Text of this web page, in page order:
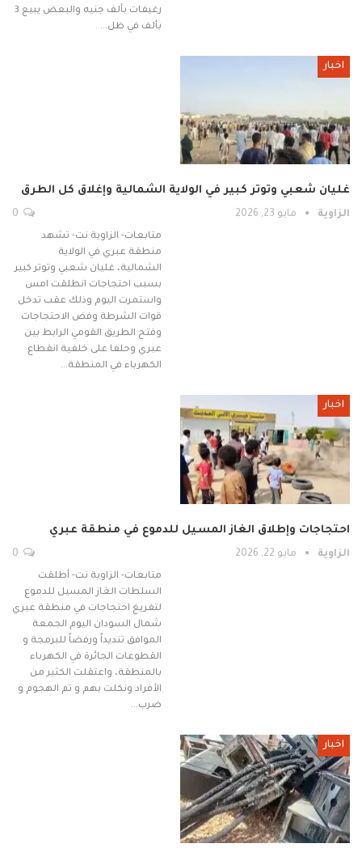
رغيفات بألف جنيه والبعض يبيع 3
بألف في ظل…
اخبار
غليان شعبي وتوتر كبير في الولاية الشمالية وإغلاق كل الطرق
الزاوية مايو 23, 2026
متابعات- الزاوية نت- تشهد
منطقة عبري في الولاية
الشمالية، غليان شعبي وتوتر كبير
بسبب احتجاجات انطلقت امس
واستمرت اليوم وذلك عقب تدخل
قوات الشرطة وفض الاحتجاجات
وفتح الطريق القومي الرابط بين
عبري وحلفا على خلفية انقطاع
الكهرباء في المنطقة…
اخبار
احتجاجات وإطلاق الغاز المسيل للدموع في منطقة عبري
الزاوية مايو 22, 2026
متابعات- الزاوية نت- أطلقت
السلطات الغاز المسيل للدموع
لتفريغ احتجاجات في منطقة عبري
شمال السودان اليوم الجمعة
الموافق تنديداً ورفضاً للبرمجة و
القطوعات الجائرة في الكهرباء
بالمنطقة، واعتقلت الكثير من
الأفراد ونكلت بهم و تم الهجوم و
ضرب…
اخبار